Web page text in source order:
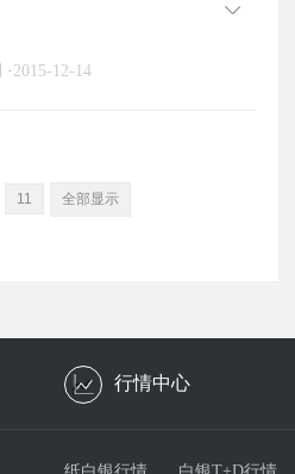
· 2015-12-14
11 全部显示
行情中心